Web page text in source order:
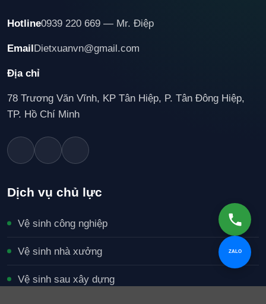
Hotline0939 220 669 — Mr. Điệp
EmailDietxuanvn@gmail.com
Địa chỉ
78 Trương Văn Vĩnh, KP Tân Hiệp, P. Tân Đông Hiệp,
TP. Hồ Chí Minh
Dịch vụ chủ lực
Vệ sinh công nghiệp
Vệ sinh nhà xưởng
Vệ sinh sau xây dựng
ZALO